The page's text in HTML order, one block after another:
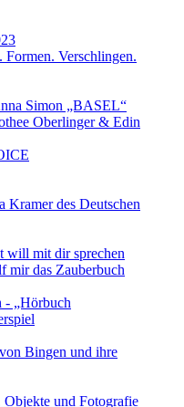
Verschlingen.
Simon „BASEL“
Oberlinger & Edin
Kramer des Deutschen
will mit dir sprechen
mir das Zauberbuch
- „Hörbuch
Bingen und ihre
und Fotografie